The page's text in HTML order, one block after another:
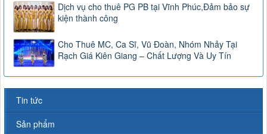
Dịch vụ cho thuê PG PB tại Vĩnh Phúc,Đảm bảo sự
kiện thành công
Cho Thuê MC, Ca Sĩ, Vũ Đoàn, Nhóm Nhảy Tại
Rạch Giá Kiên Giang – Chất Lượng Và Uy Tín
Tin tức
Sản phẩm